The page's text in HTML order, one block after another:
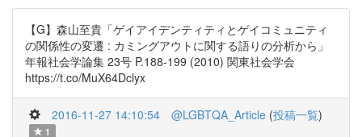
【G】森山至貴「ゲイアイデンティティとゲイコミュニティ
の関係性の変遷 : カミングアウトに関する語りの分析から」
年報社会学論集 23号 P.188-199 (2010) 関東社会学会
https://t.co/MuX64Dclyx
2016-11-27 14:10:54 @LGBTQA_Article (投稿一覧)
1